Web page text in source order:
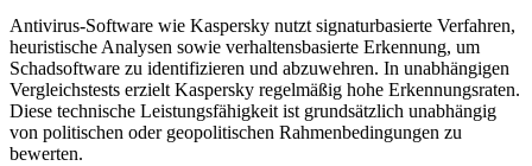
Antivirus-Software wie Kaspersky nutzt signaturbasierte Verfahren,
heuristische Analysen sowie verhaltensbasierte Erkennung, um
Schadsoftware zu identifizieren und abzuwehren. In unabhängigen
Vergleichstests erzielt Kaspersky regelmäßig hohe Erkennungsraten.
Diese technische Leistungsfähigkeit ist grundsätzlich unabhängig
von politischen oder geopolitischen Rahmenbedingungen zu
bewerten.